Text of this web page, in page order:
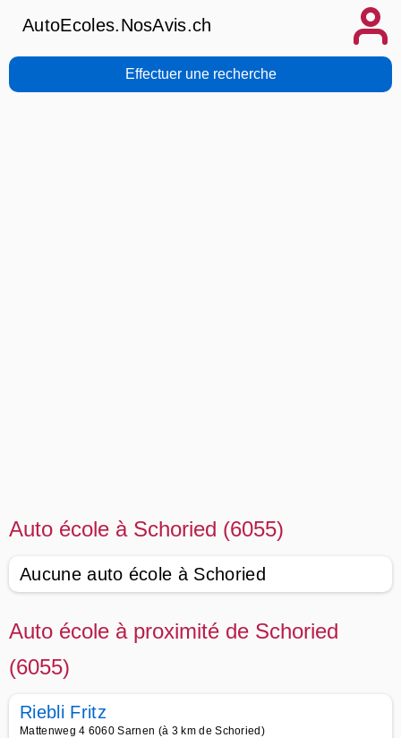
AutoEcoles.NosAvis.ch
Effectuer une recherche
Auto école à Schoried (6055)
Aucune auto école à Schoried
Auto école à proximité de Schoried
(6055)
Riebli Fritz
Mattenweg 4 6060 Sarnen (à 3 km de Schoried)